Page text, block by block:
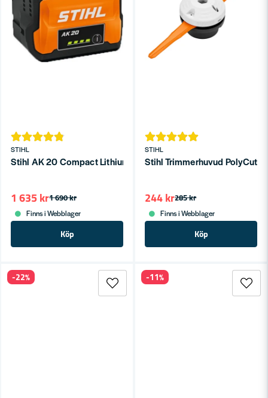
STIHL
Stihl AK 20 Compact Lithium Batteri 36V 4,0ah
1 690 kr
1 635 kr
Finns i Webblager
Köp
STIHL
Stihl Trimmerhuvud PolyCut
285 kr
244 kr
Finns i Webblager
Köp
-22% -11%